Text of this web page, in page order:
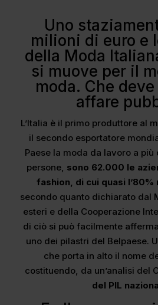
Uno
milioni di euro e
della Moda
si muove per il
moda. Che
affare
L’Italia è il primo produttore al
il secondo esportatore
Paese la moda da lavoro a
persone, sono 62.000 le
fashion, di cui quasi
secondo quanto dichiarato dal
esteri e della Cooperazione
di ciò si può facilmente
uno dei pilastri del Belpaese.
che porta in alto il nome
costituendo, da un’analisi del
del PIL